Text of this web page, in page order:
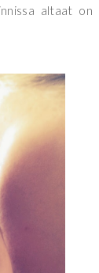
altaat on